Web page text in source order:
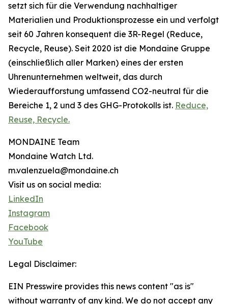
setzt sich für die Verwendung nachhaltiger
Materialien und Produktionsprozesse ein und verfolgt
seit 60 Jahren konsequent die 3R-Regel (Reduce,
Recycle, Reuse). Seit 2020 ist die Mondaine Gruppe
(einschließlich aller Marken) eines der ersten
Uhrenunternehmen weltweit, das durch
Wiederaufforstung umfassend CO2-neutral für die
Bereiche 1, 2 und 3 des GHG-Protokolls ist. Reduce,
Reuse, Recycle.
MONDAINE Team
Mondaine Watch Ltd.
m.valenzuela@mondaine.ch
Visit us on social media:
LinkedIn
Instagram
Facebook
YouTube
Legal Disclaimer:
EIN Presswire provides this news content "as is"
without warranty of any kind. We do not accept any